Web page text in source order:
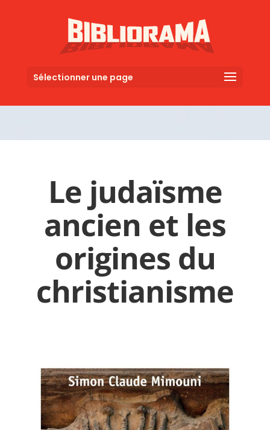
Sélectionner une page
Le judaïsme
ancien et les
origines du
christianisme